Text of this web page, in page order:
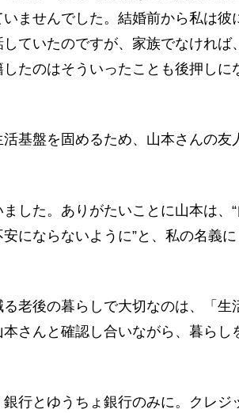
ませんでした。結婚前から私は彼
ていたのですが、家族でなければ
たのはそういったことも後押しに
基盤を固めるため、山本さんの友
ました。ありがたいことに山本は、
にならないように”と、私の名義に
老後の暮らしで大切なのは、「生
さんと確認し合いながら、暮らし
銀行とゆうちょ銀行のみに。クレジ